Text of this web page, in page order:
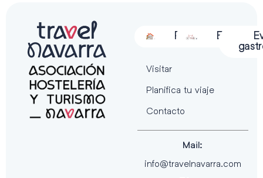
Alojamiento
Restauración
Actividades
Visitar
Planifica tu viaje
Contacto
Mail:
info@travelnavarra.com